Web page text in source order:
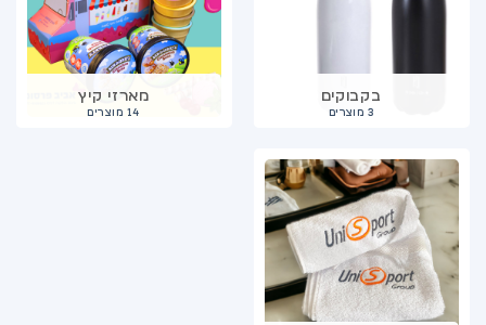
בקבוקים
3 מוצרים
מארזי קיץ
14 מוצרים